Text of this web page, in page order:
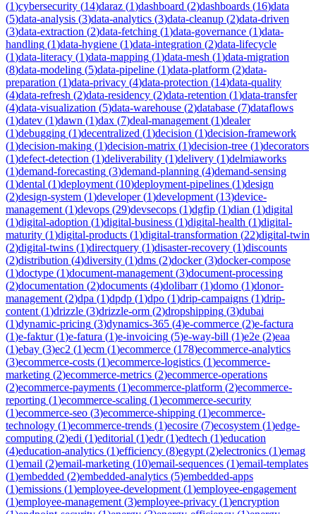
(1)cybersecurity (14)daraz (1)dashboard (2)dashboards (16)data
(5)data-analysis (3)data-analytics (3)data-cleanup (2)data-driven
(3)data-extraction (2)data-fetching (1)data-governance (1)data-
handling (1)data-hygiene (1)data-integration (2)data-lifecycle
(1)data-literacy (1)data-mapping (1)data-mesh (1)data-migration
(8)data-modeling (5)data-pipeline (1)data-platform (2)data-
preparation (1)data-privacy (4)data-protection (14)data-quality
(4)data-refresh (2)data-residency (2)data-retention (1)data-transfer
(4)data-visualization (5)data-warehouse (2)database (7)dataflows
(1)datev (1)dawn (1)dax (7)deal-management (1)dealer
(1)debugging (1)decentralized (1)decision (1)decision-framework
(1)decision-making (1)decision-matrix (1)decision-tree (1)decorators
(1)defect-detection (1)deliverability (1)delivery (1)delmiaworks
(1)demand-forecasting (3)demand-planning (4)demand-sensing
(1)dental (1)deployment (10)deployment-pipelines (1)design
(2)design-system (1)developer(1)development (13)device-
management (1)devops (29)devsecops (1)dgfip (1)dian (1)digital
(1)digital-adoption (1)digital-business (1)digital-health (1)digital-
maturity (1)digital-products (1)digital-transformation (22)digital-twin
(2)digital-twins (1)directquery (1)disaster-recovery (1)discounts
(2)distribution (4)diversity (1)dms (2)docker(3)docker-compose
(1)doctype (1)document-management (3)document-processing
(2)documentation (2)documents (4)dolibarr(1)domo (1)donor-
management (2)dpa (1)dpdp (1)dpo (1)drip-campaigns (1)drip-
content (1)drizzle (3)drizzle-orm (2)dropshipping (3)dubai
(1)dynamic-pricing (3)dynamics-365 (4)e-commerce (2)e-factura
(1)e-faktur(1)e-fatura (1)e-invoicing (5)e-way-bill (1)e2e (2)eaa
(1)ebay (3)ec2 (1)ecm (1)ecommerce (178)ecommerce-analytics
(3)ecommerce-costs (1)ecommerce-logistics (1)ecommerce-
marketing (2)ecommerce-metrics (2)ecommerce-operations
(2)ecommerce-payments (1)ecommerce-platform (2)ecommerce-
reporting (1)ecommerce-scaling (1)ecommerce-security
(1)ecommerce-seo (3)ecommerce-shipping (1)ecommerce-
technology (1)ecommerce-trends (1)ecosire (7)ecosystem (1)edge-
computing (2)edi (1)editorial (1)edr(1)edtech (1)education
(4)education-analytics (1)efficiency (8)egypt (2)electronics (1)emag
(1)email (2)email-marketing (10)email-sequences (1)email-templates
(1)embedded (2)embedded-analytics (5)embedded-apps
(1)emissions (1)employee-development (1)employee-engagement
(1)employee-management (3)employee-privacy (1)encryption